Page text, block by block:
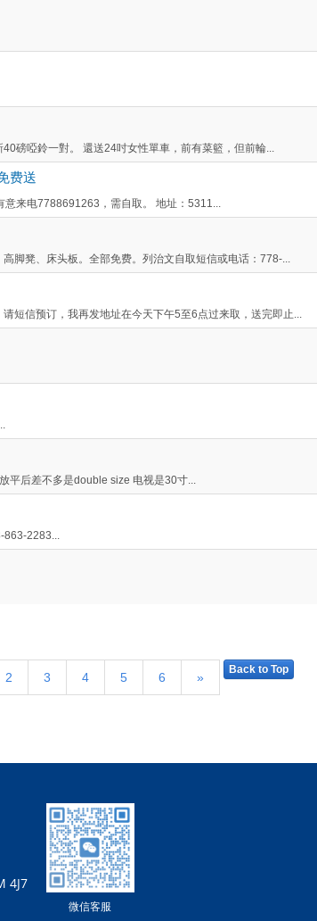
磅啞鈴一對。 還送24吋女性單車，前有菜籃，但前輪...
费送
来电7788691263，需自取。 地址：5311...
脚凳、床头板。全部免费。列治文自取短信或电话：778-...
短信预订，我再发地址在今天下午5至6点过来取，送完即止...
平后差不多是double size 电视是30寸...
2283...
2 3 4 5 6 »
Back to Top
4J7
微信客服